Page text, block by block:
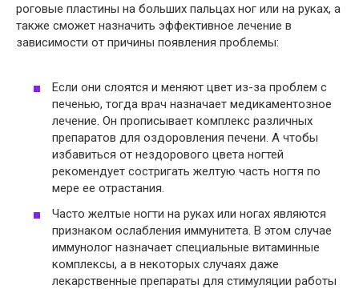
роговые пластины на больших пальцах ног или на руках, а
также сможет назначить эффективное лечение в
зависимости от причины появления проблемы:
Если они слоятся и меняют цвет из-за проблем с
печенью, тогда врач назначает медикаментозное
лечение. Он прописывает комплекс различных
препаратов для оздоровления печени. А чтобы
избавиться от нездорового цвета ногтей
рекомендует состригать желтую часть ногтя по
мере ее отрастания.
Часто желтые ногти на руках или ногах являются
признаком ослабления иммунитета. В этом случае
иммунолог назначает специальные витаминные
комплексы, а в некоторых случаях даже
лекарственные препараты для стимуляции работы